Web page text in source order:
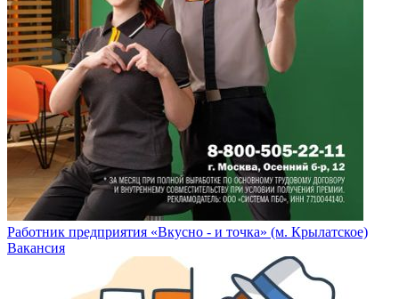
Работник предприятия «Вкусно - и точка» (м. Крылатское)
Вакансия